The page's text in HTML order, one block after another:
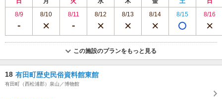
8/9
8/10 8/11 8/12 8/13 8/14 8/15 8/16
この施設のプランをもっと見る
18 有田町歴史民俗資料館東館
有田町（西松浦郡）泉山／博物館